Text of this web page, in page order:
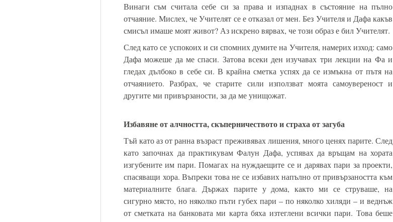
Винаги съм считала себе си за права и изпаднах в състояние на пълно
отчаяние. Мислех, че Учителят се е отказал от мен. Без Учителя и Дафа какъв
смисъл имаше моят живот? Аз искрено вярвах, че този образ е бил Учителят.
След като се успокоих и си спомних думите на Учителя, намерих изход: само
Дафа можеше да ме спаси. Затова всеки ден изучавах три лекции на Фа и
гледах дълбоко в себе си. В крайна сметка успях да се измъкна от пътя на
отчаянието. Разбрах, че старите сили използват моята самоувереност и
другите ми привързаности, за да ме унищожат.
Избавяне от алчността, скъперничеството и страха от загуба
Тъй като аз от ранна възраст преживявах лишения, много ценях парите. След
като започнах да практикувам Фалун Дафа, успявах да връщам на хората
изгубените им пари. Помагах на нуждаещите се и дарявах пари за проекти,
спасяващи хора. Въпреки това не се избавих напълно от привързаността към
материалните блага. Държах парите у дома, както ми се струваше, на
сигурно място, но няколко пъти губех пари – по няколко хиляди – и веднъж
от сметката на банковата ми карта бяха изтеглени всички пари. Това беше